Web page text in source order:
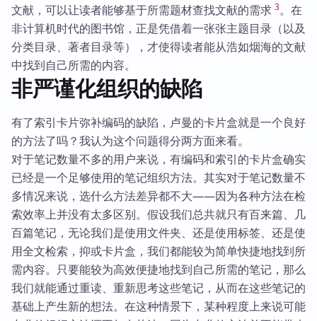
文献，可以让读者能够基于所需题材查找文献的需求 3。在
非计算机时代的图书馆，正是凭借着一张张主题目录（以及
分类目录、著者目录等），才使得读者能从浩如烟海的文献
中找到自己所需的内容。
非严谨化组织的缺陷
有了索引卡片弥补编码的缺陷，卢曼的卡片盒就是一个良好
的方法了吗？我认为这个问题得分两方面来看。
对于笔记数量不多的用户来说，有编码和索引的卡片盒确实
已经是一个足够使用的笔记组织方法。其实对于笔记数量不
多情况来说，选什么方法差异都不大——因为各种方法在检
索效率上并没有太多区别。假设我们总共就只有百来篇、几
百篇笔记，无论我们是使用文件夹、还是使用标签、还是使
用全文检索，抑或卡片盒，我们都能较为简单快捷地找到所
需内容。只要能较为高效便捷地找到自己所需的笔记，那么
我们就能通过重读、重新思考这些笔记，从而在这些笔记的
基础上产生新的想法。在这种情景下，某种程度上来说可能